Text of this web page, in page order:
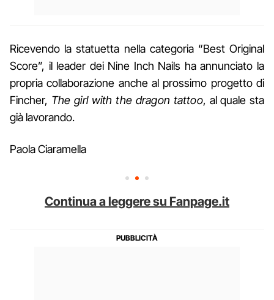
Ricevendo la statuetta nella categoria “Best Original
Score”, il leader dei Nine Inch Nails ha annunciato la
propria collaborazione anche al prossimo progetto di
Fincher, The girl with the dragon tattoo, al quale sta
già lavorando.
Paola Ciaramella
Continua a leggere su Fanpage.it